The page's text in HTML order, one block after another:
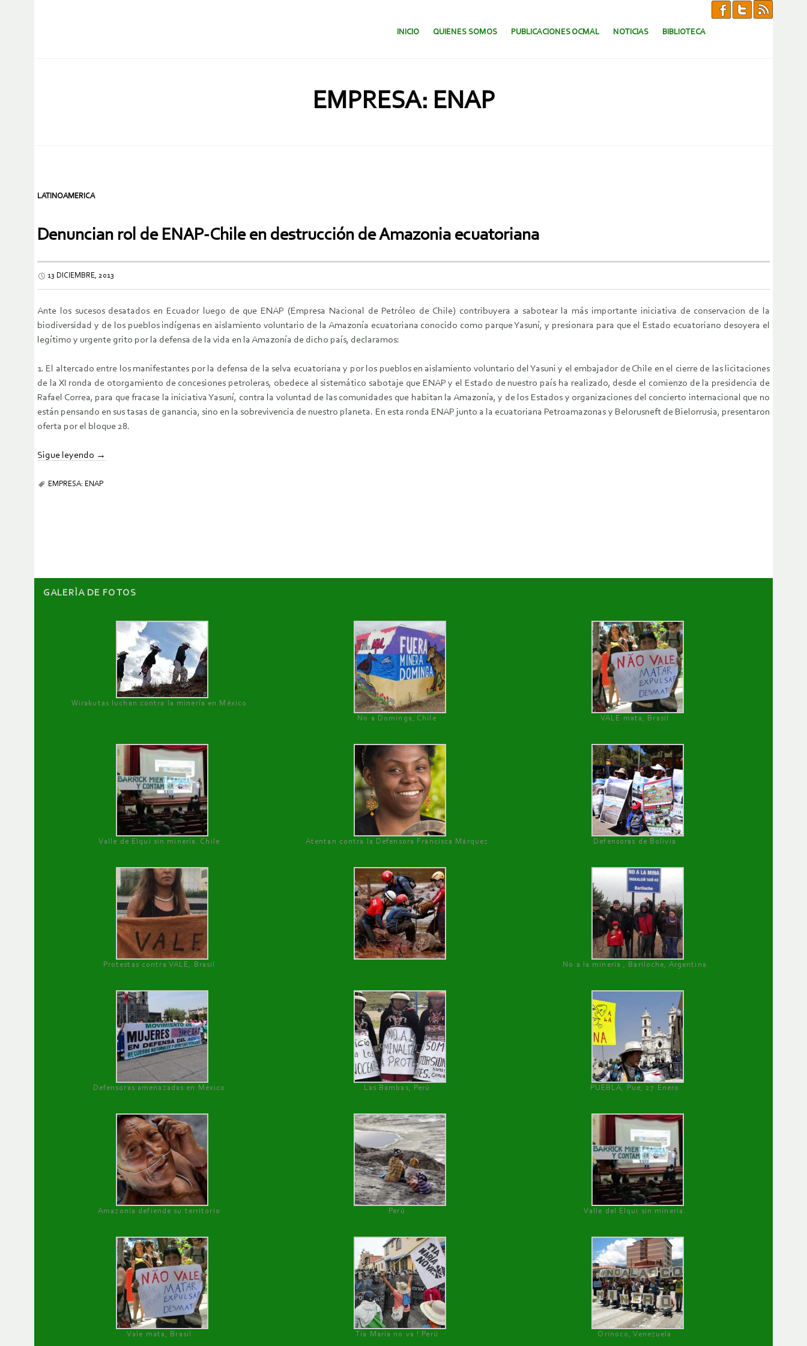
SALTAR AL CONTENIDO.
INICIO QUIENES SOMOS PUBLICACIONES OCMAL NOTICIAS BIBLIOTECA
EMPRESA: ENAP
LATINOAMERICA
Denuncian rol de ENAP-Chile en destrucción de Amazonia ecuatoriana
13 DICIEMBRE, 2013
Ante los sucesos desatados en Ecuador luego de que ENAP (Empresa Nacional de Petróleo de Chile) contribuyera a sabotear la más importante iniciativa de conservacion de la
biodiversidad y de los pueblos indígenas en aislamiento voluntario de la Amazonía ecuatoriana conocido como parque Yasuní, y presionara para que el Estado ecuatoriano desoyera el
legítimo y urgente grito por la defensa de la vida en la Amazonía de dicho país, declaramos:
1. El altercado entre los manifestantes por la defensa de la selva ecuatoriana y por los pueblos en aislamiento voluntario del Yasuni y el embajador de Chile en el cierre de las licitaciones
de la XI ronda de otorgamiento de concesiones petroleras, obedece al sistemático sabotaje que ENAP y el Estado de nuestro país ha realizado, desde el comienzo de la presidencia de
Rafael Correa, para que fracase la iniciativa Yasuní, contra la voluntad de las comunidades que habitan la Amazonía, y de los Estados y organizaciones del concierto internacional que no
están pensando en sus tasas de ganancia, sino en la sobrevivencia de nuestro planeta. En esta ronda ENAP junto a la ecuatoriana Petroamazonas y Belorusneft de Bielorrusia, presentaron
oferta por el bloque 28.
Sigue leyendo →
EMPRESA: ENAP
GALERÌA DE FOTOS
Wirakutas luchan contra la minería en México
No a Dominga, Chile
VALE mata, Brasil
Valle de Elqui sin minería. Chile Atentan contra la Defensora Francisca Márquez Defensoras de Bolivia
Protestas contra VALE, Brasil No a la minería , Bariloche, Argentina
Defensoras amenazadas en México Las Bambas, Perú PUEBLA, Pue, 27 Enero
Amazonía defiende su territorio Perú Valle del Elqui sin minería.
Vale mata, Brasil Tía María no va ! Perú Orinoco, Venezuela